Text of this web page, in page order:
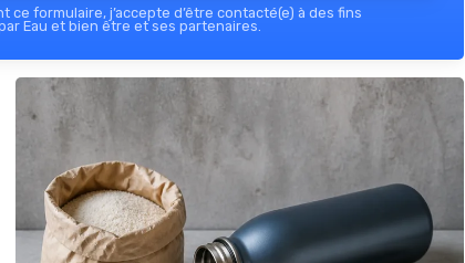
ce formulaire, j’accepte d’être contacté(e) à des fins
Eau et bien être et ses partenaires.